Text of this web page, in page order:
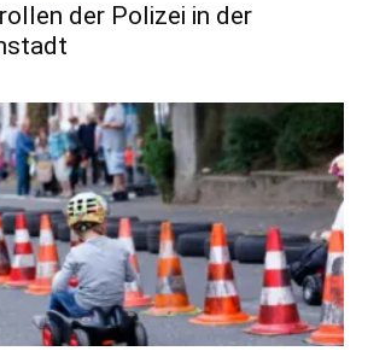
der Polizei in der